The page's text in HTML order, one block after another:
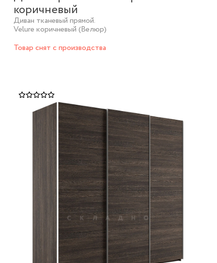
коричневый
Диван тканевый прямой.
Velure коричневый (Велюр)
Товар снят с производства